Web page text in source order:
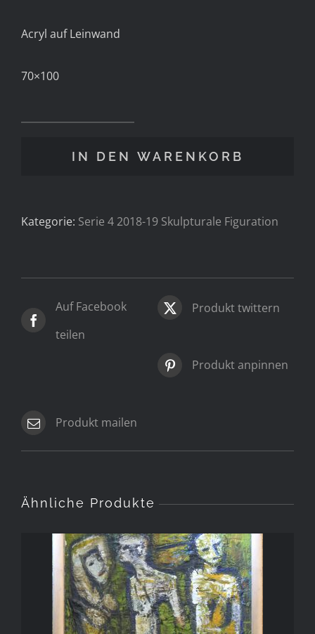
Acryl auf Leinwand
70×100
Figuration
Menge
IN DEN WARENKORB
Kategorie: Serie 4 2018-19 Skulpturale Figuration
Auf Facebook
teilen
Produkt twittern
Produkt anpinnen
Produkt mailen
Ähnliche Produkte